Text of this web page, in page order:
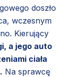
doszło
wczesnym
Kierujący
a jego auto
ciała
Na sprawcę